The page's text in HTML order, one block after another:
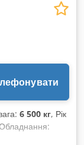
6 500 кг, Рік
Ковш та